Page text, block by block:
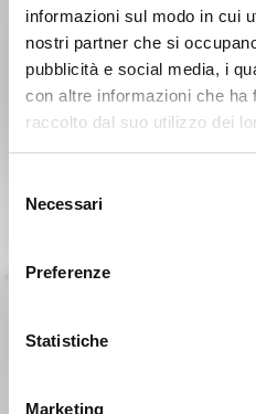
informazioni sul modo in cui
nostri partner che si
pubblicità e social media, i
con altre informazioni che ha
raccolto dal suo utilizzo dei
delNecessari
Preferenze
Statistiche
Marketing